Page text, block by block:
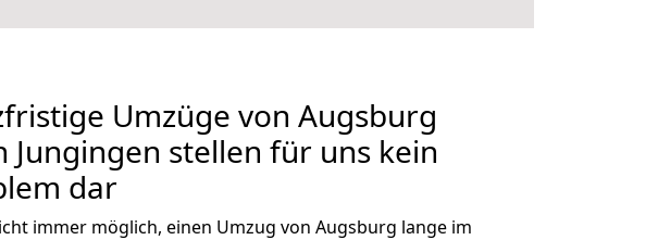
Umzüge von Augsburg
Jungingen stellen für uns kein
dar
immer möglich, einen Umzug von Augsburg lange im